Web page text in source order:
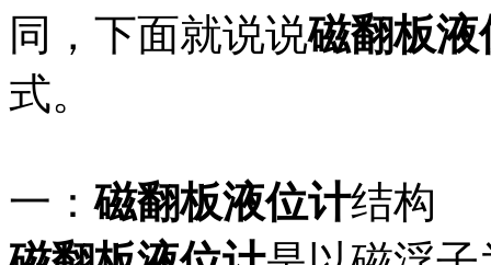
同，下面就说说磁翻板液
式。
一：磁翻板液位计结构